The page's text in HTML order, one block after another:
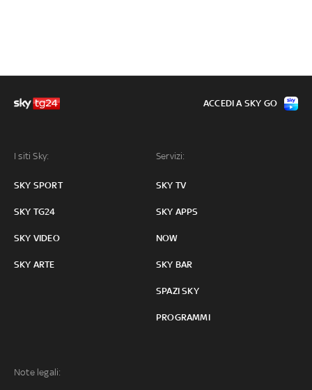
I siti Sky:
SKY SPORT
SKY TG24
SKY VIDEO
SKY ARTE
Servizi:
SKY TV
SKY APPS
NOW
SKY BAR
SPAZI SKY
PROGRAMMI
Note legali:
ACCEDI A SKY GO